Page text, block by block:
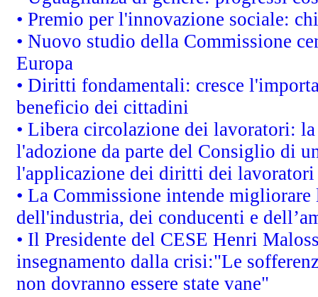
• Premio per l'innovazione sociale:
• Nuovo studio della Commissione
Europa
• Diritti fondamentali: cresce
beneficio dei cittadini
• Libera circolazione dei lavoratori:
l'adozione da parte del Consiglio di
l'applicazione dei diritti dei lavoratori
• La Commissione intende
dell'industria, dei conducenti e
• Il Presidente del CESE Henri
insegnamento dalla crisi:"Le
non dovranno essere state vane"